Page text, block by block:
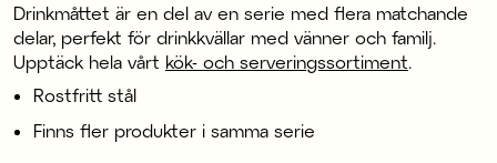
Drinkmåttet är en del av en serie med flera matchande
delar, perfekt för drinkkvällar med vänner och familj.
Upptäck hela vårt kök- och serveringssortiment
Rostfritt stål
Finns fler produkter i samma serie